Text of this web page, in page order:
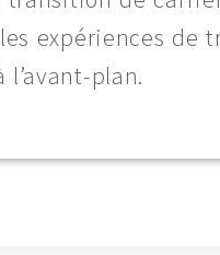
expériences de
plan.